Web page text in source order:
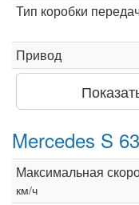
Тип коробки
Привод
Mercedes S
Максимальная
км/ч